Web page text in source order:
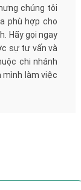
chúng tôi
phù hợp cho
Hãy gọi ngay
sự tư vấn và
chi nhánh
mình làm việc